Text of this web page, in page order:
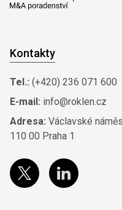
Kontakty
Tel.: (+420) 236 071 600
E-mail: info@roklen.cz
Adresa: Václavské
110 00 Praha 1